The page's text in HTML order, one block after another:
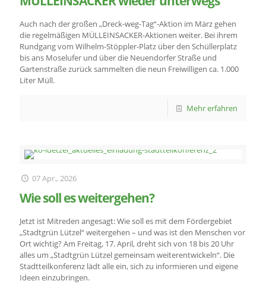
Auch nach der großen „Dreck-weg-Tag“-Aktion im März gehen
die regelmäßigen MÜLLEINSACKER-Aktionen weiter. Bei ihrem
Rundgang vom Wilhelm-Stöppler-Platz über den Schüllerplatz
bis ans Moselufer und über die Neuendorfer Straße und
Gartenstraße zurück sammelten die neun Freiwilligen ca. 1.000
Liter Müll.
Mehr erfahren
07 Apr., 2026
Wie soll es weitergehen?
Jetzt ist Mitreden angesagt: Wie soll es mit dem Fördergebiet
„Stadtgrün Lützel“ weitergehen – und was ist den Menschen vor
Ort wichtig? Am Freitag, 17. April, dreht sich von 18 bis 20 Uhr
alles um „Stadtgrün Lützel gemeinsam weiterentwickeln“. Die
Stadtteilkonferenz lädt alle ein, sich zu informieren und eigene
Ideen einzubringen.